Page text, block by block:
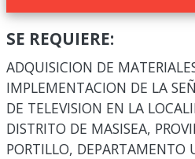
SE REQUIERE:
ADQUISICION DE
IMPLEMENTACION DE LA
DE TELEVISION EN LA
DISTRITO DE MASISEA,
PORTILLO, DEPARTAMENTO